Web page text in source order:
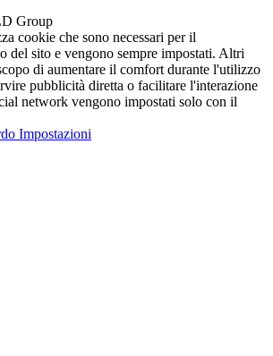
Group
cookie che sono necessari per il
del sito e vengono sempre impostati. Altri
di aumentare il comfort durante l'utilizzo
pubblicità diretta o facilitare l'interazione
network vengono impostati solo con il
Impostazioni